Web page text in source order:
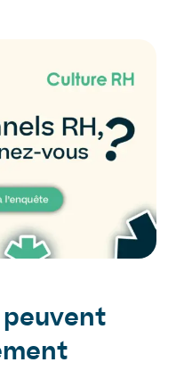
peuvent